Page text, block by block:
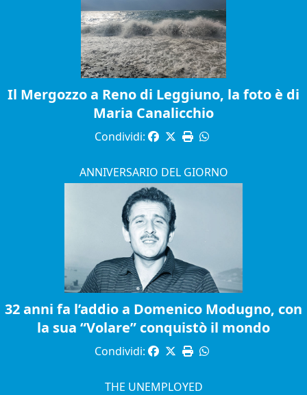
Il Mergozzo a Reno di Leggiuno, la foto è di
Maria Canalicchio
Condividi:
ANNIVERSARIO DEL GIORNO
32 anni fa l’addio a Domenico Modugno, con
la sua “Volare” conquistò il mondo
Condividi:
THE UNEMPLOYED